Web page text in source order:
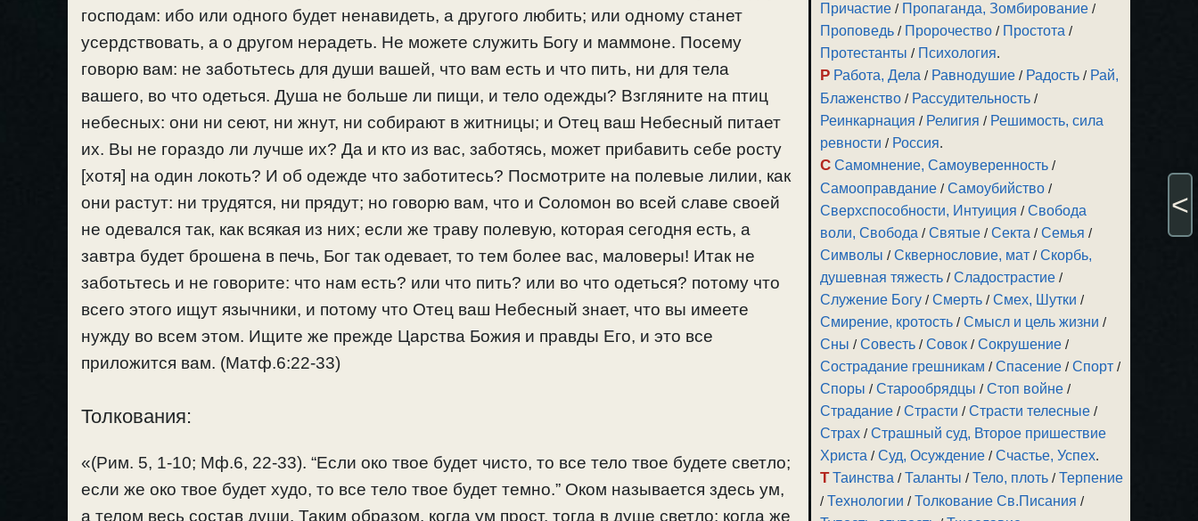
господам: ибо или одного будет ненавидеть, а другого любить; или одному станет
усердствовать, а о другом нерадеть. Не можете служить Богу и маммоне. Посему
говорю вам: не заботьтесь для души вашей, что вам есть и что пить, ни для тела
вашего, во что одеться. Душа не больше ли пищи, и тело одежды? Взгляните на птиц
небесных: они ни сеют, ни жнут, ни собирают в житницы; и Отец ваш Небесный питает
их. Вы не гораздо ли лучше их? Да и кто из вас, заботясь, может прибавить себе росту
[хотя] на один локоть? И об одежде что заботитесь? Посмотрите на полевые лилии, как
они растут: ни трудятся, ни прядут; но говорю вам, что и Соломон во всей славе своей
не одевался так, как всякая из них; если же траву полевую, которая сегодня есть, а
завтра будет брошена в печь, Бог так одевает, то тем более вас, маловеры! Итак не
заботьтесь и не говорите: что нам есть? или что пить? или во что одеться? потому что
всего этого ищут язычники, и потому что Отец ваш Небесный знает, что вы имеете
нужду во всем этом. Ищите же прежде Царства Божия и правды Его, и это все
приложится вам. (Матф.6:22-33)
Толкования:
«(Рим. 5, 1-10; Мф.6, 22-33). “Если око твое будет чисто, то все тело твое будете светло;
если же око твое будет худо, то все тело твое будет темно.” Оком называется здесь ум,
а телом весь состав души. Таким образом, когда ум прост, тогда в душе светло; когда же
Причастие / Пропаганда, Зомбирование /
Проповедь / Пророчество / Простота /
Протестанты / Психология.
Р Работа, Дела / Равнодушие / Радость / Рай,
Блаженство / Рассудительность /
Реинкарнация / Религия / Решимость, сила
ревности / Россия.
С Самомнение, Самоуверенность /
Самооправдание /Самоубийство /
Сверхспособности, Интуиция /Свобода
воли, Свобода /Святые /Секта /Семья /
Символы /Сквернословие, мат /Скорбь,
душевная тяжесть /Сладострастие /
Служение Богу /Смерть /Смех, Шутки /
Смирение, кротость /Смысл и цель жизни /
Сны /Совесть /Совок /Сокрушение /
Сострадание грешникам /Спасение /Спорт /
Споры /Старообрядцы /Стоп войне /
Страдание /Страсти /Страсти телесные /
Страх /Страшный суд, Второе пришествие
Христа /Суд, Осуждение /Счастье, Успех.
Т Таинства /Таланты /Тело, плоть /Терпение
/Технологии /Толкование Св.Писания /
<